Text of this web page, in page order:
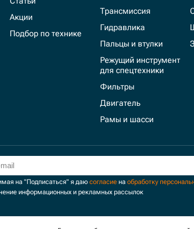
Акции
Подбор по технике
Трансмиссия
Гидравлика
Пальцы и втулки
Режущий инструмент
для спецтехники
Фильтры
Двигатель
Рамы и шасси
на "Подписаться" я даю согласиена обработку
информационных и рекламных рассылок